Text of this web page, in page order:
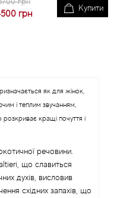
грн
Купити
як для жінок,
і теплим звучанням,
кращі почуття і
речовини.
що славиться
духів, висловив
східних запахів, що